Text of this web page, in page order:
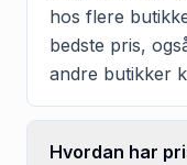
hos flere
bedste pris,
andre butikker
Hvordan har